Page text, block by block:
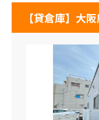
【貸倉庫】大